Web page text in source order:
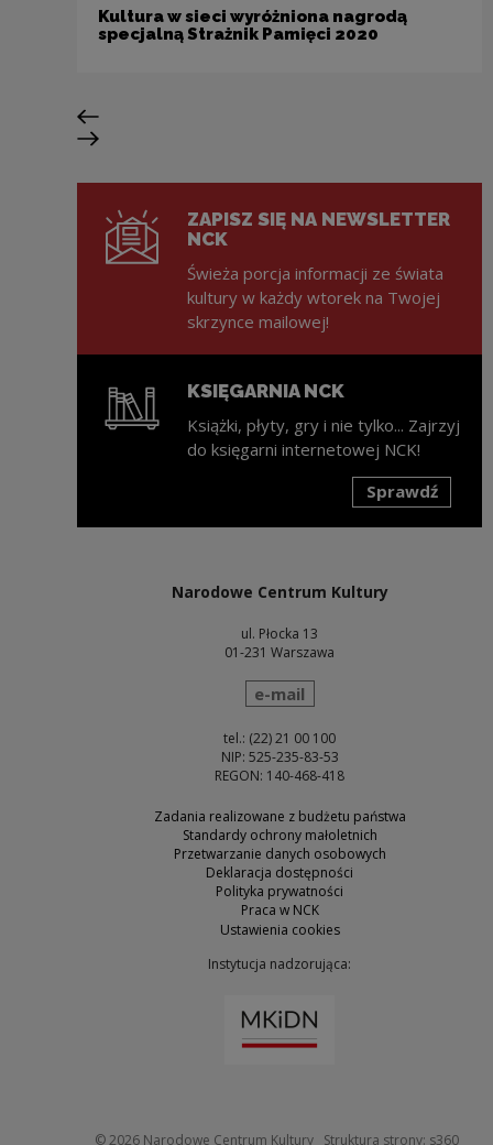
Kultura w sieci wyróżniona nagrodą
specjalną Strażnik Pamięci 2020
Poprzedni slajd
Następny slajd
ZAPISZ SIĘ NA NEWSLETTER
NCK
Świeża porcja informacji ze świata
kultury w każdy wtorek na Twojej
skrzynce mailowej!
KSIĘGARNIA NCK
Książki, płyty, gry i nie tylko... Zajrzyj
do księgarni internetowej NCK!
Sprawdź
Narodowe Centrum Kultury
ul. Płocka 13
01-231 Warszawa
wyślij wiadomość
e-mail
tel.: (22) 21 00 100
NIP: 525-235-83-53
REGON: 140-468-418
Zadania realizowane z budżetu państwa
Standardy ochrony małoletnich
Przetwarzanie danych osobowych
Deklaracja dostępności
Polityka prywatności
Praca w NCK
Ustawienia cookies
Instytucja nadzorująca:
© 2026 Narodowe Centrum KulturyStruktura strony: s360